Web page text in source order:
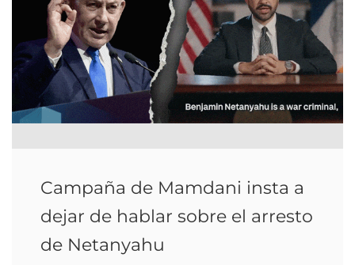
Campaña de Mamdani insta a
dejar de hablar sobre el arresto
de Netanyahu